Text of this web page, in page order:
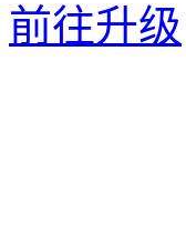
前往升级